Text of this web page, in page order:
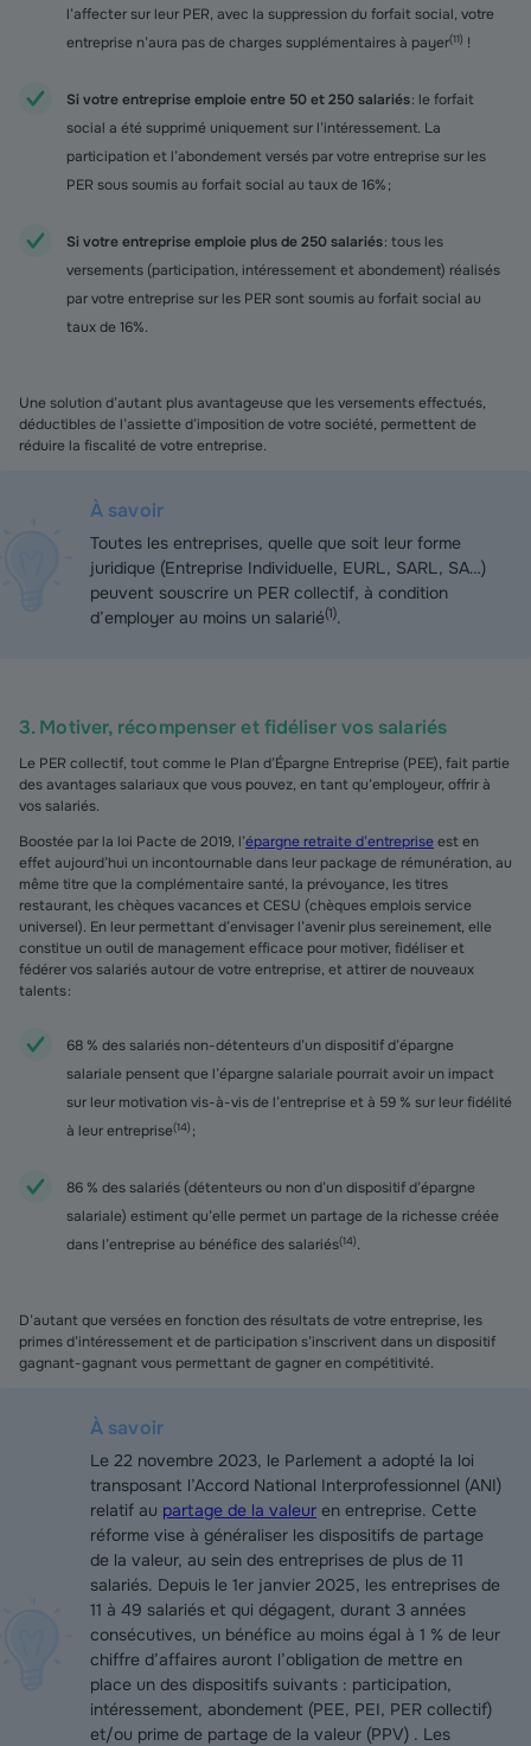
l’affecter sur leur PER, avec la suppression du forfait social, votre
entreprise n’aura pas de charges supplémentaires à payer(11) !
Si votre entreprise emploie entre 50 et 250 salariés: le forfait
social a été supprimé uniquement sur l’intéressement. La
participation et l’abondement versés par votre entreprise sur les
PER sous soumis au forfait social au taux de 16% ;
Si votre entreprise emploie plus de 250 salariés: tous les
versements (participation, intéressement et abondement) réalisés
par votre entreprise sur les PER sont soumis au forfait social au
taux de 16%.
Une solution d’autant plus avantageuse que les versements effectués,
déductibles de l’assiette d’imposition de votre société, permettent de
réduire la fiscalité de votre entreprise.
À savoir
Toutes les entreprises, quelle que soit leur forme
juridique (Entreprise Individuelle, EURL, SARL, SA…)
peuvent souscrire un PER collectif, à condition
d’employer au moins un salarié(1).
3. Motiver, récompenser et fidéliser vos salariés
Le PER collectif, tout comme le Plan d’Épargne Entreprise (PEE), fait partie
des avantages salariaux que vous pouvez, en tant qu’employeur, offrir à
vos salariés.
Boostée par la loi Pacte de 2019, l’épargne retraite d’entrepriseest en
effet aujourd’hui un incontournable dans leur package de rémunération, au
même titre que la complémentaire santé, la prévoyance, les titres
restaurant, les chèques vacances et CESU (chèques emplois service
universel). En leur permettant d’envisager l’avenir plus sereinement, elle
constitue un outil de management efficace pour motiver, fidéliser et
fédérer vos salariés autour de votre entreprise, et attirer de nouveaux
talents :
68 % des salariés non-détenteurs d’un dispositif d’épargne
salariale pensent que l’épargne salariale pourrait avoir un impact
sur leur motivationvis-à-vis de l’entreprise et à 59 % sur leur fidélité
à leur entreprise(14) ;
86 % des salariés (détenteurs ou non d’un dispositif d’épargne
salariale) estiment qu’elle permet un partage de la richesse créée
dans l’entreprise au bénéfice des salariés(14).
D’autant que versées en fonction des résultats de votre entreprise, les
primes d’intéressement et de participation s’inscrivent dans un dispositif
gagnant-gagnant vous permettant de gagner en compétitivité.
À savoir
Le 22 novembre 2023, le Parlement a adopté la loi
transposant l’Accord National Interprofessionnel (ANI)
relatif au partage de la valeur en entreprise. Cette
réforme vise à généraliser les dispositifs de partage
de la valeur, au sein des entreprises de plus de 11
salariés. Depuis le 1er janvier 2025, les entreprises de
11 à 49 salariés et qui dégagent, durant 3 années
consécutives, un bénéfice au moins égal à 1 % de leur
chiffre d’affaires auront l’obligation de mettre en
place un des dispositifs suivants : participation,
intéressement, abondement (PEE, PEI, PER collectif)
et/ou prime de partage de la valeur (PPV) . Les